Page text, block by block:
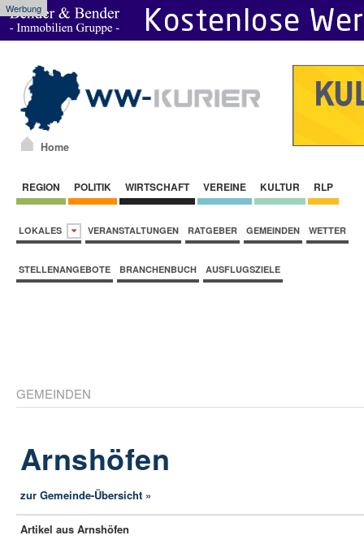
Werbung
Home
REGION POLITIK WIRTSCHAFT VEREINE KULTUR RLP
LOKALES VERANSTALTUNGEN RATGEBER GEMEINDEN WETTER
STELLENANGEBOTE BRANCHENBUCH AUSFLUGSZIELE
GEMEINDEN
Arnshöfen
zur Gemeinde-Übersicht »
Artikel aus Arnshöfen